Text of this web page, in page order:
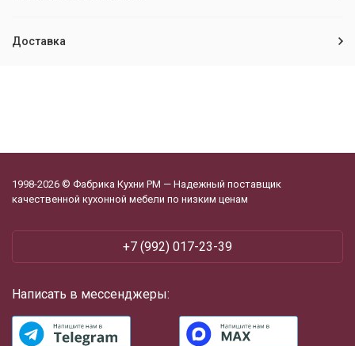
Доставка
1998-2026 © Фабрика Кухни РМ — Надежный поставщик
качественной кухонной мебели по низким ценам
+7 (992) 017-23-39
Написать в мессенджеры: